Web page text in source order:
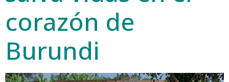
corazón de
Burundi